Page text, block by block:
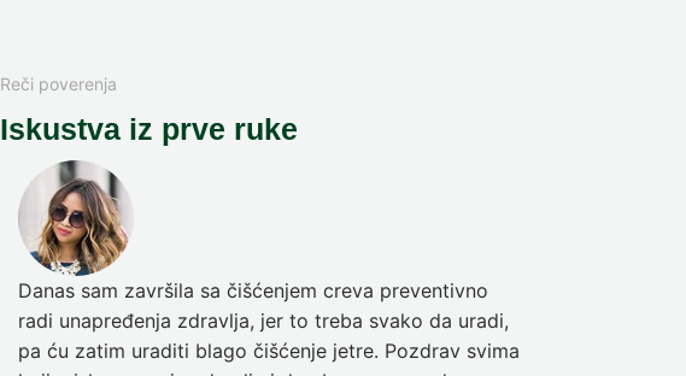
Reči poverenja
Iskustva iz prve ruke
Danas sam završila sa čišćenjem creva preventivno
radi unapređenja zdravlja, jer to treba svako da uradi,
pa ću zatim uraditi blago čišćenje jetre. Pozdrav svima